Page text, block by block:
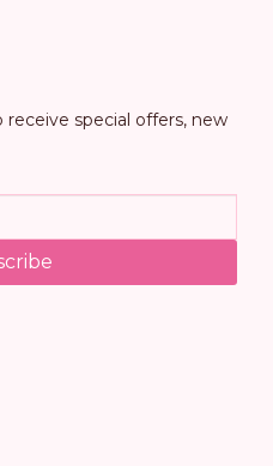
special offers, new